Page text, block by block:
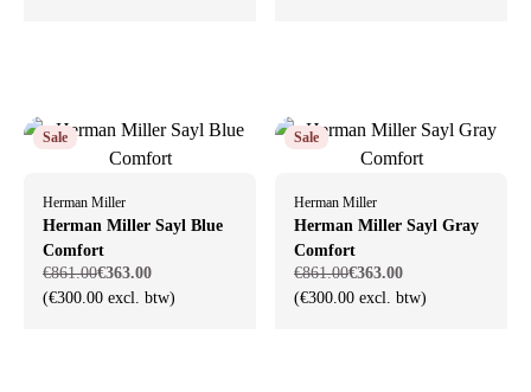
Sale
Herman Miller
Herman Miller Sayl Blue
Comfort
€861.00€363.00
(€300.00 excl. btw)
Sale
Herman Miller
Herman Miller Sayl Gray
Comfort
€861.00€363.00
(€300.00 excl. btw)